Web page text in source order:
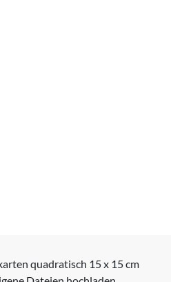
quadratisch 15 x 15 cm